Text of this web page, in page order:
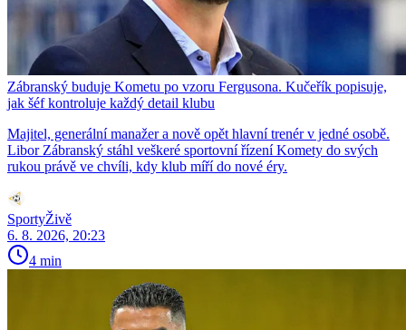
Zábranský buduje Kometu po vzoru Fergusona. Kučeřík popisuje,
jak šéf kontroluje každý detail klubu
Majitel, generální manažer a nově opět hlavní trenér v jedné osobě.
Libor Zábranský stáhl veškeré sportovní řízení Komety do svých
rukou právě ve chvíli, kdy klub míří do nové éry.
SportyŽivě
6. 8. 2026, 20:23
4 min